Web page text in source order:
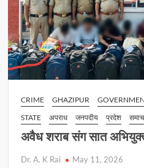
CRIME GHAZIPUR
STATE
अपराध जनपदीय प्रदेश
अवैध शराब संग सात
Dr. A. K Rai May 11, 2026